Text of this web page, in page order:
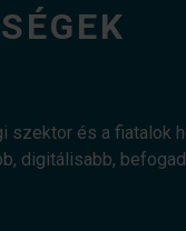
szektor és a
digitálisabb,